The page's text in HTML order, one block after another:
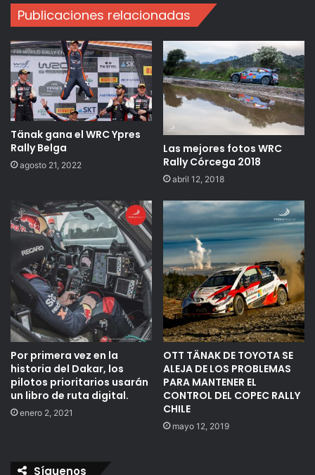
Publicaciones relacionadas
Tänak gana el WRC Ypres
Rally Belga
agosto 21, 2022
Las mejores fotos WRC
Rally Córcega 2018
abril 12, 2018
Por primera vez en la
historia del Dakar, los
pilotos prioritarios usarán
un libro de ruta digital.
enero 2, 2021
OTT TÄNAK DE TOYOTA SE
ALEJA DE LOS PROBLEMAS
PARA MANTENER EL
CONTROL DEL COPEC RALLY
CHILE
mayo 12, 2019
Síguenos